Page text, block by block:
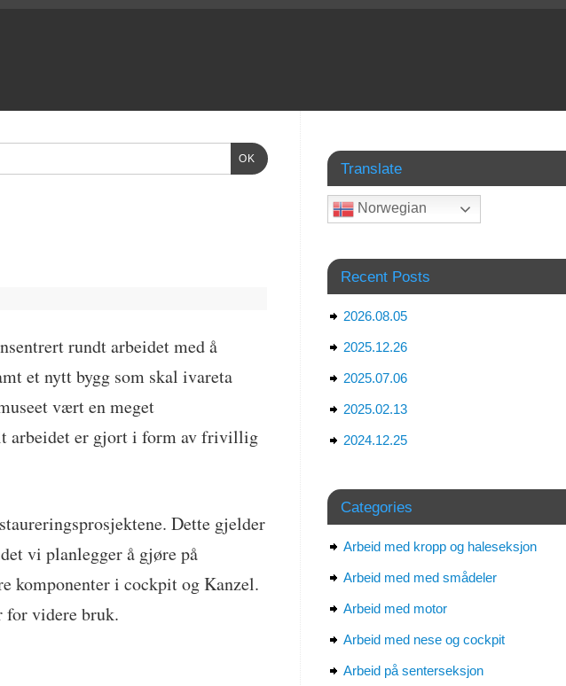
OK
rundt arbeidet med å
et nytt bygg som skal ivareta
vært en meget
arbeidet er gjort i form av frivillig
Dette gjelder
vi planlegger å gjøre på
komponenter i cockpit og Kanzel.
for videre bruk.
Translate
Norwegian
Recent Posts
2026.08.05
2025.12.26
2025.07.06
2025.02.13
2024.12.25
Categories
Arbeid med kropp og haleseksjon
Arbeid med med smådeler
Arbeid med motor
Arbeid med nese og cockpit
Arbeid på senterseksjon